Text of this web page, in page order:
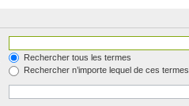
Rechercher tous les termes
Rechercher n’importe lequel de ces termes